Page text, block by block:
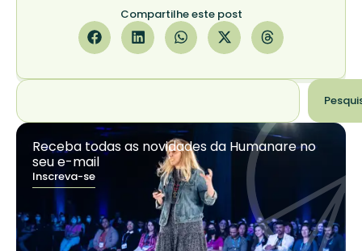
Compartilhe este post
Receba todas as novidades da Humanare no
seu e-mail
Inscreva-se